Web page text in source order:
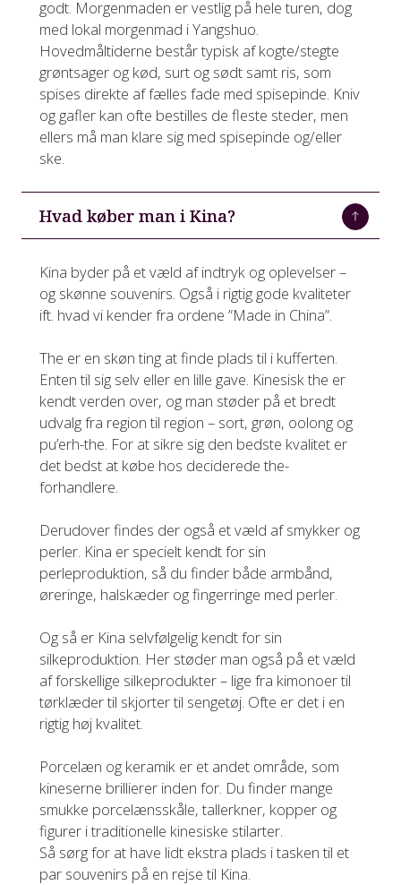
godt. Morgenmaden er vestlig på hele turen, dog
med lokal morgenmad i Yangshuo.
Hovedmåltiderne består typisk af kogte/stegte
grøntsager og kød, surt og sødt samt ris, som
spises direkte af fælles fade med spisepinde. Kniv
og gafler kan ofte bestilles de fleste steder, men
ellers må man klare sig med spisepinde og/eller
ske.
Hvad køber man i Kina?
Kina byder på et væld af indtryk og oplevelser –
og skønne souvenirs. Også i rigtig gode kvaliteter
ift. hvad vi kender fra ordene ”Made in China”.
The er en skøn ting at finde plads til i kufferten.
Enten til sig selv eller en lille gave. Kinesisk the er
kendt verden over, og man støder på et bredt
udvalg fra region til region – sort, grøn, oolong og
pu’erh-the. For at sikre sig den bedste kvalitet er
det bedst at købe hos deciderede the-
forhandlere.
Derudover findes der også et væld af smykker og
perler. Kina er specielt kendt for sin
perleproduktion, så du finder både armbånd,
øreringe, halskæder og fingerringe med perler.
Og så er Kina selvfølgelig kendt for sin
silkeproduktion. Her støder man også på et væld
af forskellige silkeprodukter – lige fra kimonoer til
tørklæder til skjorter til sengetøj. Ofte er det i en
rigtig høj kvalitet.
Porcelæn og keramik er et andet område, som
kineserne brillierer inden for. Du finder mange
smukke porcelænsskåle, tallerkner, kopper og
figurer i traditionelle kinesiske stilarter.
Så sørg for at have lidt ekstra plads i tasken til et
par souvenirs på en rejse til Kina.